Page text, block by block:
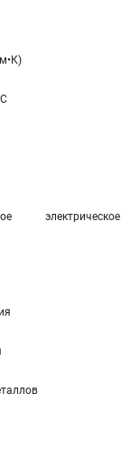
электрическое